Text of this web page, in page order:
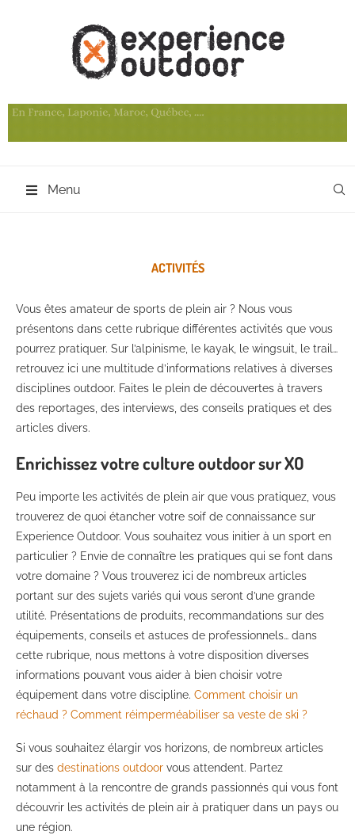
Menu
ACTIVITÉS
Vous êtes amateur de sports de plein air ? Nous vous
présentons dans cette rubrique différentes activités que vous
pourrez pratiquer. Sur l’alpinisme, le kayak, le wingsuit, le trail…
retrouvez ici une multitude d’informations relatives à diverses
disciplines outdoor. Faites le plein de découvertes à travers
des reportages, des interviews, des conseils pratiques et des
articles divers.
Enrichissez votre culture outdoor sur XO
Peu importe les activités de plein air que vous pratiquez, vous
trouverez de quoi étancher votre soif de connaissance sur
Experience Outdoor. Vous souhaitez vous initier à un sport en
particulier ? Envie de connaître les pratiques qui se font dans
votre domaine ? Vous trouverez ici de nombreux articles
portant sur des sujets variés qui vous seront d’une grande
utilité. Présentations de produits, recommandations sur des
équipements, conseils et astuces de professionnels… dans
cette rubrique, nous mettons à votre disposition diverses
informations pouvant vous aider à bien choisir votre
équipement dans votre discipline. Comment choisir un
réchaud ? Comment réimperméabiliser sa veste de ski ?
Si vous souhaitez élargir vos horizons, de nombreux articles
sur des destinations outdoor vous attendent. Partez
notamment à la rencontre de grands passionnés qui vous font
découvrir les activités de plein air à pratiquer dans un pays ou
une région.